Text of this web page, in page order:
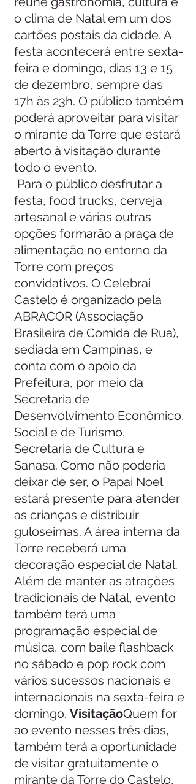
o clima de Natal em um dos
cartões postais da cidade. A
festa acontecerá entre sexta-
feira e domingo, dias 13 e 15
de dezembro, sempre das
17h às 23h. O público também
poderá aproveitar para visitar
o mirante da Torre que estará
aberto à visitação durante
todo o evento.
festa, food trucks, cerveja
artesanal e várias outras
opções formarão a praça de
alimentação no entorno da
Torre com preços
convidativos. O Celebrai
Castelo é organizado pela
ABRACOR (Associação
Brasileira de Comida de Rua),
sediada em Campinas, e
conta com o apoio da
Prefeitura, por meio da
Secretaria de
Desenvolvimento Econômico,
Social e de Turismo,
Secretaria de Cultura e
Sanasa. Como não poderia
deixar de ser, o Papai Noel
estará presente para atender
as crianças e distribuir
guloseimas. A área interna da
Torre receberá uma
decoração especial de Natal.
Além de manter as atrações
tradicionais de Natal, evento
também terá uma
programação especial de
música, com baile flashback
no sábado e pop rock com
vários sucessos nacionais e
internacionais na sexta-feira e
domingo. VisitaçãoQuem for
ao evento nesses três dias,
também terá a oportunidade
de visitar gratuitamente o
mirante da Torre do Castelo,